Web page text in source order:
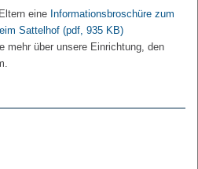
eine Informationsbroschüre zum
Sattelhof (pdf, 935 KB)
mehr über unsere Einrichtung, den